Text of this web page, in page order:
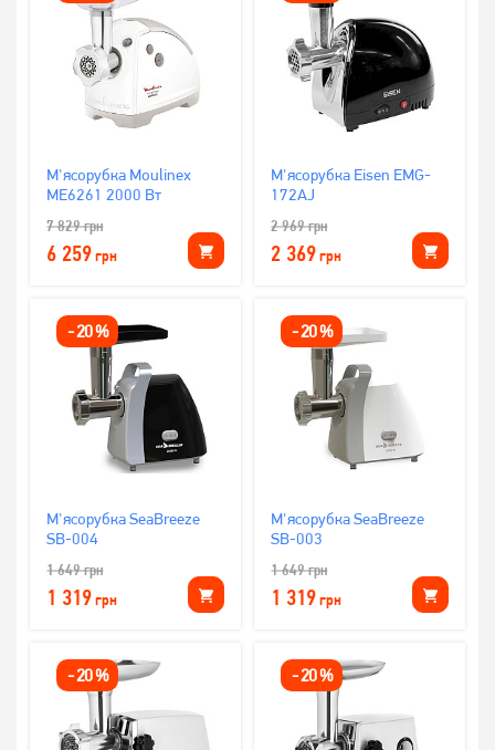
М'ясорубка Moulinex
ME6261 2000 Вт
7 829грн
6 259грн
М'ясорубка Eisen EMG-
172AJ
2 969грн
2 369грн
-20%
М'ясорубка SeaBreeze
SB-004
1 649грн
1 319грн
-20%
М'ясорубка SeaBreeze
SB-003
1 649грн
1 319грн
-20% -20%